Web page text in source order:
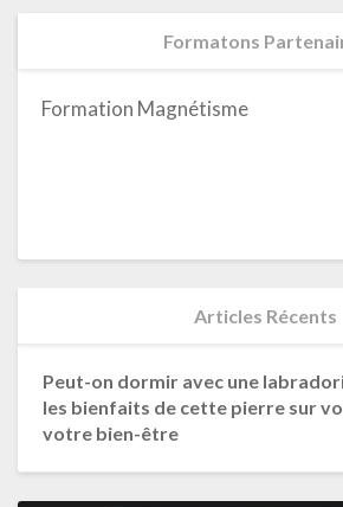
Formatons
Formation Magnétisme
Articles Récents
Peut-on dormir avec une
les bienfaits de cette pierre sur
votre bien-être